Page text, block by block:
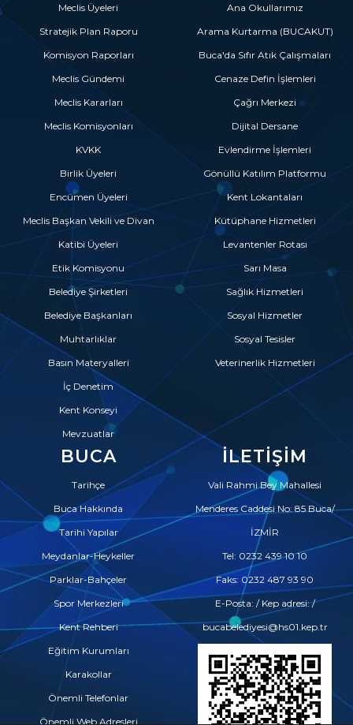
Meclis Üyeleri
Stratejik Plan Raporu
Komisyon Raporları
Meclis Gündemi
Meclis Kararları
Meclis Komisyonları
KVKK
Birlik Üyeleri
Encümen Üyeleri
Meclis Başkan Vekili ve Divan
Katibi Üyeleri
Etik Komisyonu
Belediye Şirketleri
Belediye Başkanları
Muhtarlıklar
Basın Materyalleri
İç Denetim
Kent Konseyi
Mevzuatlar
Ana Okullarımız
Arama Kurtarma (BUCAKUT)
Buca'da Sıfır Atık Çalışmaları
Cenaze Defin İşlemleri
Çağrı Merkezi
Dijital Dersane
Evlendirme İşlemleri
Gönüllü Katılım Platformu
Kent Lokantaları
Kütüphane Hizmetleri
Levantenler Rotası
Sarı Masa
Sağlık Hizmetleri
Sosyal Hizmetler
Sosyal Tesisler
Veterinerlik Hizmetleri
BUCA
Tarihçe
Buca Hakkında
Tarihi Yapılar
Meydanlar-Heykeller
Parklar-Bahçeler
Spor Merkezleri
Kent Rehberi
Eğitim Kurumları
Karakollar
Önemli Telefonlar
Önemli Web Adresleri
İLETIŞIM
Vali Rahmi Bey Mahallesi
Menderes Caddesi No: 85 Buca/
İZMİR
Tel: 0232 439 10 10
Faks: 0232 487 93 90
E-Posta: / Kep adresi: /
bucabelediyesi@hs01.kep.tr